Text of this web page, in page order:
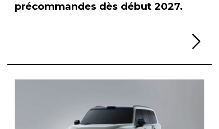
précommandes dès début 2027.